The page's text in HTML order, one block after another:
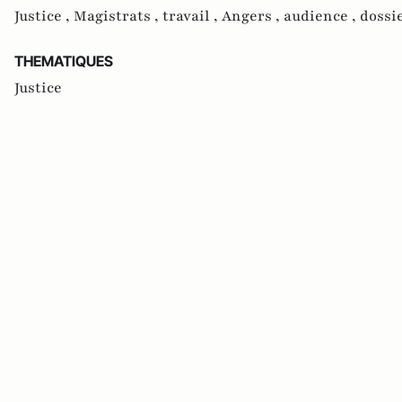
Justice , Magistrats , travail , Angers , audience ,
THEMATIQUES
Justice